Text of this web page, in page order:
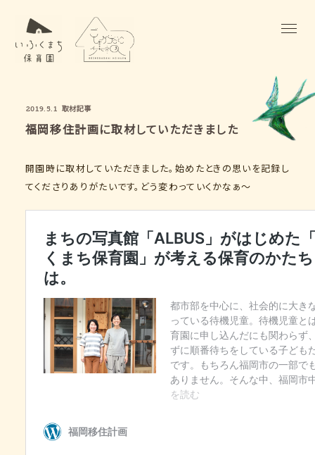
2019.5.1 取材記事
福岡移住計画に取材していただきました
開園時に取材していただきました。始めたときの思いを記録し
てくださりありがたいです。どう変わっていくかなぁ〜